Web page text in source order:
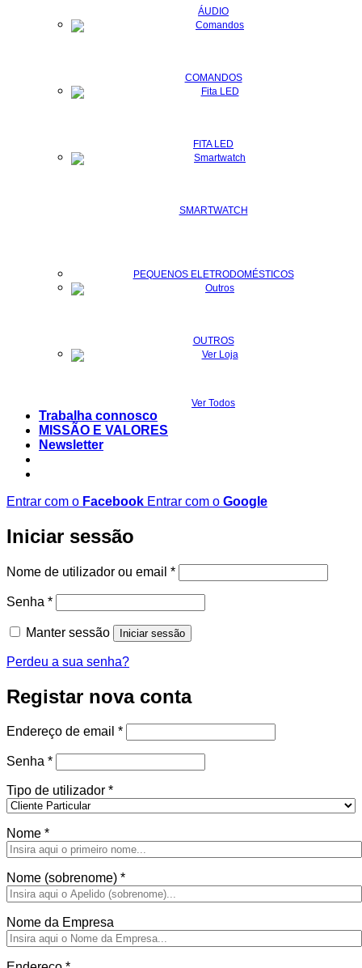
ÁUDIO
COMANDOS
FITA LED
SMARTWATCH
PEQUENOS ELETRODOMÉSTICOS
OUTROS
Ver Todos
Trabalha connosco
MISSÃO E VALORES
Newsletter
Entrar com o Facebook Entrar com o Google
Iniciar sessão
Nome de utilizador ou email *Obrigatório
Senha *Obrigatório
Manter sessão Iniciar sessão
Perdeu a sua senha?
Registar nova conta
Endereço de email *Obrigatório
Senha *Obrigatório
Tipo de utilizador *
Nome *
Nome (sobrenome) *
Nome da Empresa